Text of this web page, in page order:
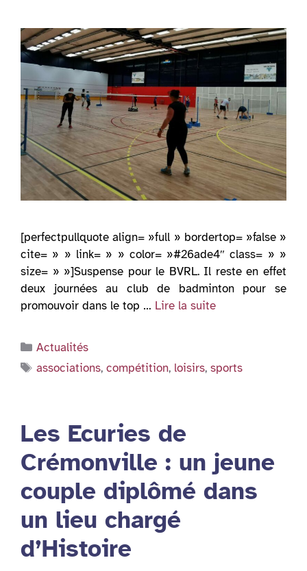
[perfectpullquote align= »full » bordertop= »false »
cite= » » link= » » color= »#26ade4″ class= » »
size= » »]Suspense pour le BVRL. Il reste en effet
deux journées au club de badminton pour se
promouvoir dans le top … Lire la suite
Catégories
Actualités
Étiquettes
associations,compétition, loisirs,sports
Les Ecuries de
Crémonville : un jeune
couple diplômé dans
un lieu chargé
d’Histoire